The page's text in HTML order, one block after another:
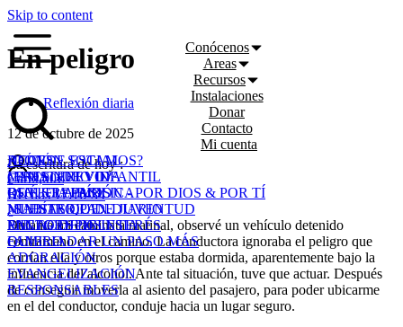
Skip to content
Conócenos
¿DÓNDE ESTAMOS?
¿ERES NUEVO?
QUÉ CREEMOS
¿SABÍAS QUE...
PACTO DE IGLESIA
QUIERO DAR UN PASO MÁS
Areas
ACCIÓN SOCIAL
MINISTERIO INFANTIL
ESCUELA BÍBLICA
MINISTERIO DE JUVENTUD
MINI GRUPOS
FAMILIA
ADORACIÓN
EVANGELIZACIÓN
RESPONSABLES
Recursos
REDES
CANAL DE VIDA
REVISTA PASIÓN - POR DIOS & POR TÍ
NUESTRO PAN DIARIO
ENLACES DE INTERÉS
Instalaciones
Donar
Contacto
Mi cuenta
Cart0,00€
En peligro
Reflexión diaria
12 de octubre de 2025
La escritura de hoy :
Hechos 17:16-34
Durante mi caminata matinal, observé un vehículo detenido
contramano en el camino. La conductora ignoraba el peligro que
corrían ella y otros porque estaba dormida, aparentemente bajo la
influencia del alcohol. Ante tal situación, tuve que actuar. Después
de conseguir moverla al asiento del pasajero, para poder ubicarme
en el del conductor, conduje hacia un lugar seguro.